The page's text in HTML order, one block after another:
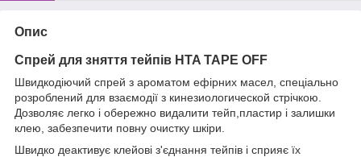
Опис
Спрей для зняття тейпів HTA TAPE OFF
Швидкодіючий спрей з ароматом ефірних масел, спеціально
розроблений для взаємодії з кинезиологической стрічкою.
Дозволяє легко і обережно видалити тейп,пластир і залишки
клею, забезпечити повну очистку шкіри.
Швидко деактивує клейові з'єднання тейпів і сприяє їх